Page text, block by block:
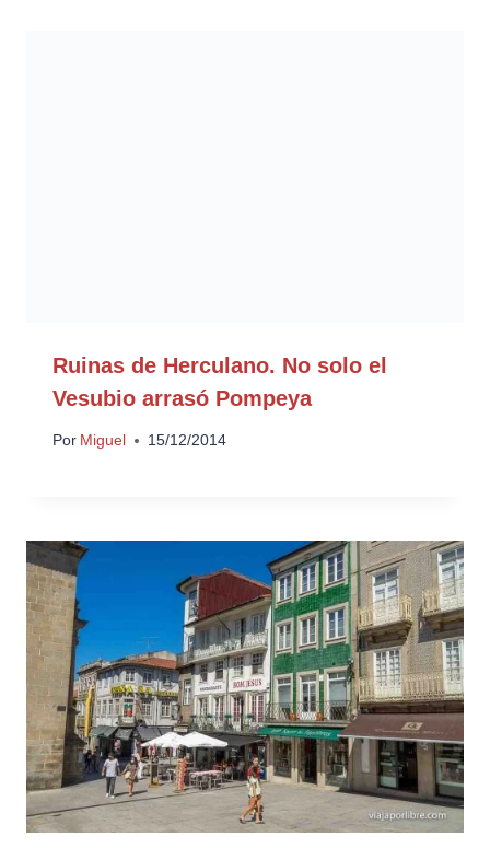
Ruinas de Herculano. No solo el
Vesubio arrasó Pompeya
Por Miguel 15/12/2014